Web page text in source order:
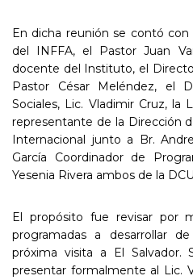
En dicha reunión se contó
del INFFA, el Pastor Juan
docente del Instituto, el
Pastor César Meléndez, el
Sociales, Lic. Vladimir Cruz, la
representante de la Dirección
Internacional junto a Br.
García Coordinador de
Yesenia Rivera ambos de la
El propósito fue revisar por
programadas a desarrollar
próxima visita a El
presentar formalmente al Lic.